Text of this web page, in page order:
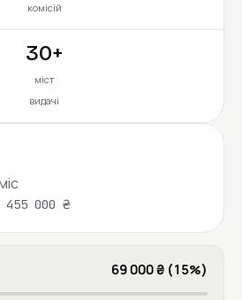
комісій
30+
міст
видачі
455 000 ₴
69 000 ₴ (15%)